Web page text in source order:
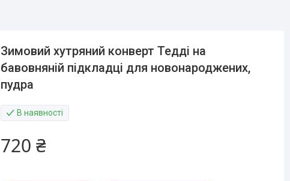
Зимовий хутряний конверт Тедді на
бавовняній підкладці для новонароджених,
пудра
В наявності
720 ₴